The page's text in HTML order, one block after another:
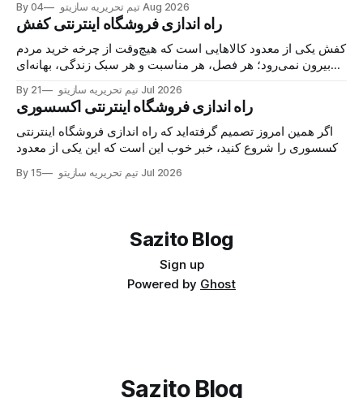
کالا را می‌خرد، هزینه را در چند قسط پرداخت می‌کند و شما همان
لحظه پول
By تیم تحریریه سازیتو 04 Aug 2026
راه اندازی فروشگاه اینترنتی کفش
کفش یکی از معدود کالاهایی است که هیچ‌وقت از چرخه خرید مردم
بیرون نمی‌رود؛ هر فصل، هر مناسبت و هر سبک زندگی، بهانه‌ای
تازه می‌خواهید وارد این بازار شوید، خبر خوب این است
By تیم تحریریه سازیتو 21 Jul 2026
راه اندازی فروشگاه اینترنتی اکسسوری
اگر همین امروز تصمیم گرفته‌اید که راه اندازی فروشگاه اینترنتی
اکسسوری را شروع کنید، خبر خوب این است که این یکی از معدود
درآمدش واقعاً باز است. اکسسوری جزو آن دسته محصولاتی‌ست
By تیم تحریریه سازیتو 15 Jul 2026
Sazito Blog
Sign up
Powered by Ghost
Sazito Blog